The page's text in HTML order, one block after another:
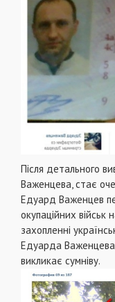
Після детального
Важенцева, стає
Едуард Важенцев
окупаційних військ
захопленні
Едуарда Важенцева
викликає сумніву.